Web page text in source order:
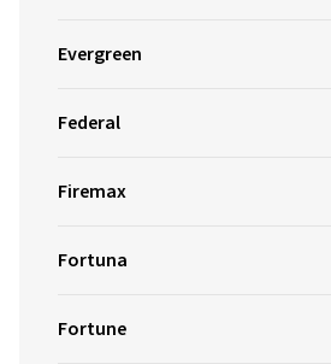
Evergreen
Federal
Firemax
Fortuna
Fortune